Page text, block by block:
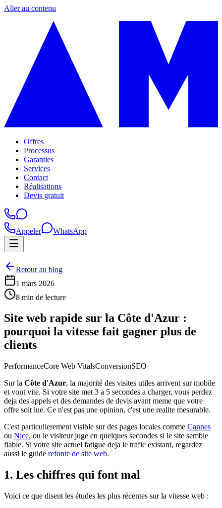
Aller au contenu
Offres
Processus
Garanties
Services
Contact
Réalisations
Devis gratuit
Appeler WhatsApp
Retour au blog
1 mars 2026
8 min de lecture
Site web rapide sur la Côte d'Azur :
pourquoi la vitesse fait gagner plus de
clients
PerformanceCore Web VitalsConversionSEO
Sur la Côte d'Azur, la majorité des visites utiles arrivent sur mobile
et vont vite. Si votre site met 3 a 5 secondes a charger, vous perdez
deja des appels et des demandes de devis avant meme que votre
offre soit lue. Ce n'est pas une opinion, c'est une realite mesurable.
C'est particulierement visible sur des pages locales comme Cannes
ou Nice, ou le visiteur juge en quelques secondes si le site semble
fiable. Si votre site actuel fatigue deja le trafic existant, regardez
aussi le guide refonte de site web.
1. Les chiffres qui font mal
Voici ce que disent les études les plus récentes sur la vitesse web :